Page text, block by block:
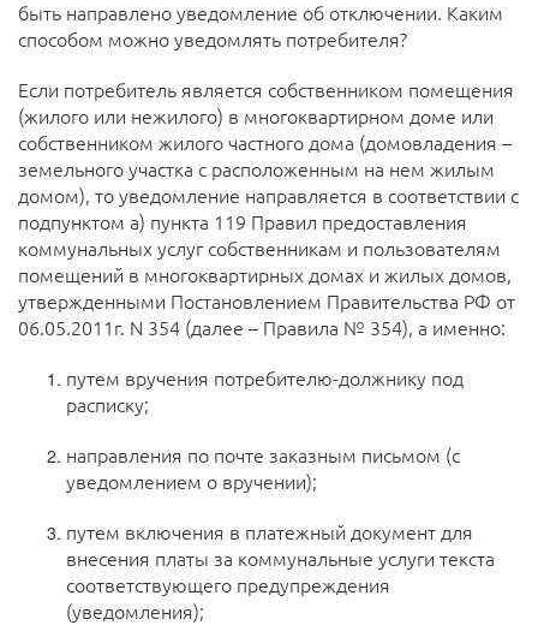
быть направлено уведомление об отключении. Каким
способом можно уведомлять потребителя?
Если потребитель является собственником помещения
(жилого или нежилого) в многоквартирном доме или
собственником жилого частного дома (домовладения –
земельного участка с расположенным на нем жилым
домом), то уведомление направляется в соответствии с
подпунктом а) пункта 119 Правил предоставления
коммунальных услуг собственникам и пользователям
помещений в многоквартирных домах и жилых домов,
утвержденными Постановлением Правительства РФ от
06.05.2011г. N 354 (далее – Правила № 354), а именно:
путем вручения потребителю-должнику под
расписку;
направления по почте заказным письмом (с
уведомлением о вручении);
путем включения в платежный документ для
внесения платы за коммунальные услуги текста
соответствующего предупреждения
(уведомления);